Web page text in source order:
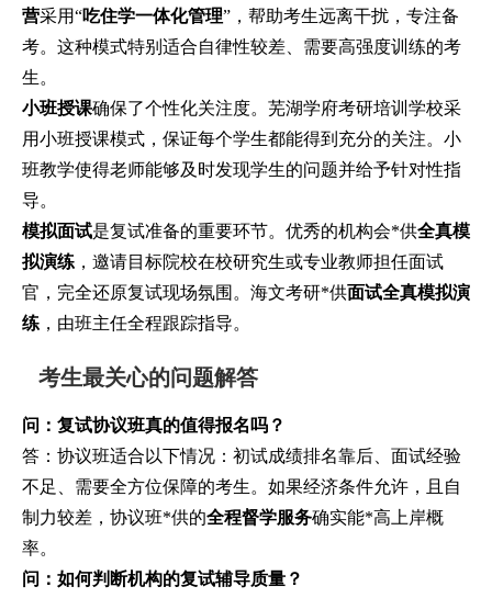
营采用“吃住学一体化管理”，帮助考生远离干扰，专注备
考。这种模式特别适合自律性较差、需要高强度训练的考
生。
小班授课确保了个性化关注度。芜湖学府考研培训学校采
用小班授课模式，保证每个学生都能得到充分的关注。小
班教学使得老师能够及时发现学生的问题并给予针对性指
导。
模拟面试是复试准备的重要环节。优秀的机构会*供全真模
拟演练 ，邀请目标院校在校研究生或专业教师担任面试
官，完全还原复试现场氛围。海文考研*供面试全真模拟演
练 ，由班主任全程跟踪指导。
考生最关心的问题解答
问：复试协议班真的值得报名吗？
答：协议班适合以下情况：初试成绩排名靠后、面试经验
不足、需要全方位保障的考生。如果经济条件允许，且自
制力较差，协议班*供的全程督学服务确实能*高上岸概
率。
问：如何判断机构的复试辅导质量？